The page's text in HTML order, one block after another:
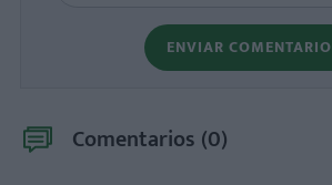
ENVIAR COMENTARIO
Comentarios (0)